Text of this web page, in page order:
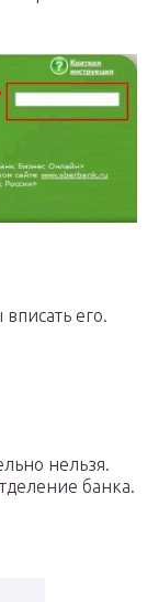
его.
нельзя.
банка.